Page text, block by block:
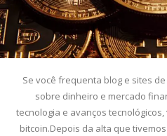
Se você frequenta blog e sites
sobre dinheiro e mercado
tecnologia e avanços
bitcoin.Depois da alta que